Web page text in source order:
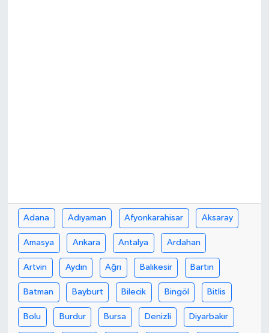
Adana Adıyaman Afyonkarahisar Aksaray
Amasya Ankara Antalya Ardahan
Artvin Aydın Ağrı Balıkesir Bartın
Batman Bayburt Bilecik Bingöl Bitlis
Bolu Burdur Bursa Denizli Diyarbakır
KADIN-AİLE
YEREL YÖNETİM
MEDYA
SEÇİM 2011
ÜÇÜNCÜ SAYFA